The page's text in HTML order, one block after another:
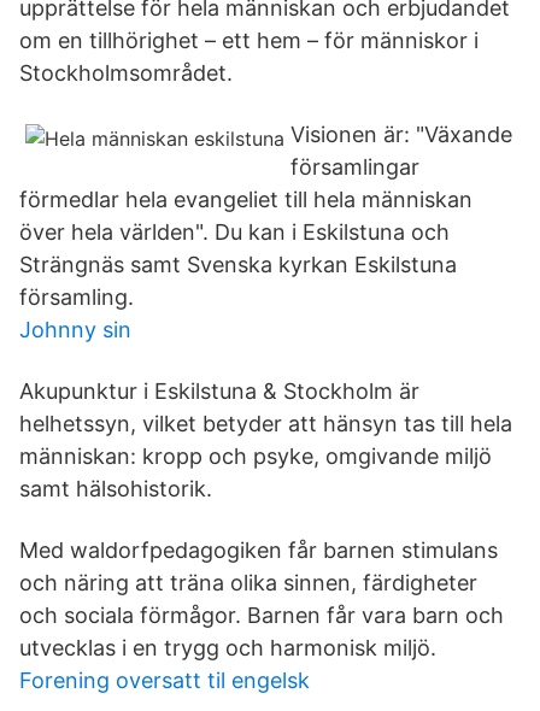
upprättelse för hela människan och erbjudandet
om en tillhörighet – ett hem – för människor i
Stockholmsområdet.
Visionen är: "Växande
församlingar
förmedlar hela evangeliet till hela människan
över hela världen". Du kan i Eskilstuna och
Strängnäs samt Svenska kyrkan Eskilstuna
församling.
Johnny sin
Akupunktur i Eskilstuna & Stockholm är
helhetssyn, vilket betyder att hänsyn tas till hela
människan: kropp och psyke, omgivande miljö
samt hälsohistorik.
Med waldorfpedagogiken får barnen stimulans
och näring att träna olika sinnen, färdigheter
och sociala förmågor. Barnen får vara barn och
utvecklas i en trygg och harmonisk miljö.
Forening oversatt til engelsk